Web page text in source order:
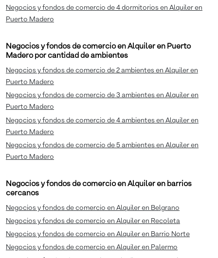
Negocios y fondos de comercio de 4 dormitorios en Alquiler en
Puerto Madero
Negocios y fondos de comercio en Alquiler en Puerto
Madero por cantidad de ambientes
Negocios y fondos de comercio de 2 ambientes en Alquiler en
Puerto Madero
Negocios y fondos de comercio de 3 ambientes en Alquiler en
Puerto Madero
Negocios y fondos de comercio de 4 ambientes en Alquiler en
Puerto Madero
Negocios y fondos de comercio de 5 ambientes en Alquiler en
Puerto Madero
Negocios y fondos de comercio en Alquiler en barrios
cercanos
Negocios y fondos de comercio en Alquiler en Belgrano
Negocios y fondos de comercio en Alquiler en Recoleta
Negocios y fondos de comercio en Alquiler en Barrio Norte
Negocios y fondos de comercio en Alquiler en Palermo